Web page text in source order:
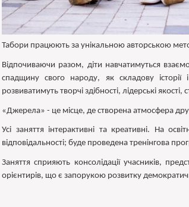
Табори працюють за унікальною авторською
Відпочиваючи разом, діти навчатимуться
спадщину свого народу, як складову
розвиватимуть творчі здібності, лідерські
«Джерела» - це місце, де створена атмосфера
Усі заняття інтерактивні та креативні. На
відповідальності; буде проведена тренінгова
Заняття сприяють консолідації учасників,
орієнтирів, що є запорукою розвитку